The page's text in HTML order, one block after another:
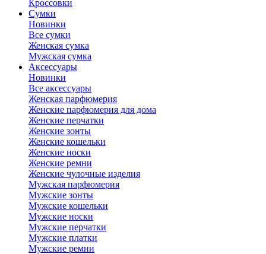
Кроссовки
Сумки
Новинки
Все сумки
Женская сумка
Мужская сумка
Аксессуары
Новинки
Все аксессуары
Женская парфюмерия
Женские парфюмерия для дома
Женские перчатки
Женские зонты
Женские кошельки
Женские носки
Женские ремни
Женские чулочные изделия
Мужская парфюмерия
Мужские зонты
Мужские кошельки
Мужские носки
Мужские перчатки
Мужские платки
Мужские ремни